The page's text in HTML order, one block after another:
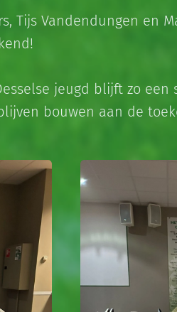
Tijs Vandendungen en
jeugd blijft zo
bouwen aan de